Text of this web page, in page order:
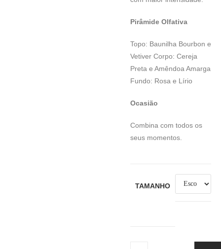
Pirâmide Olfativa
Topo: Baunilha Bourbon e
Vetiver Corpo: Cereja
Preta e Amêndoa Amarga
Fundo: Rosa e Lírio
Ocasião
Combina com todos os
seus momentos.
TAMANHO